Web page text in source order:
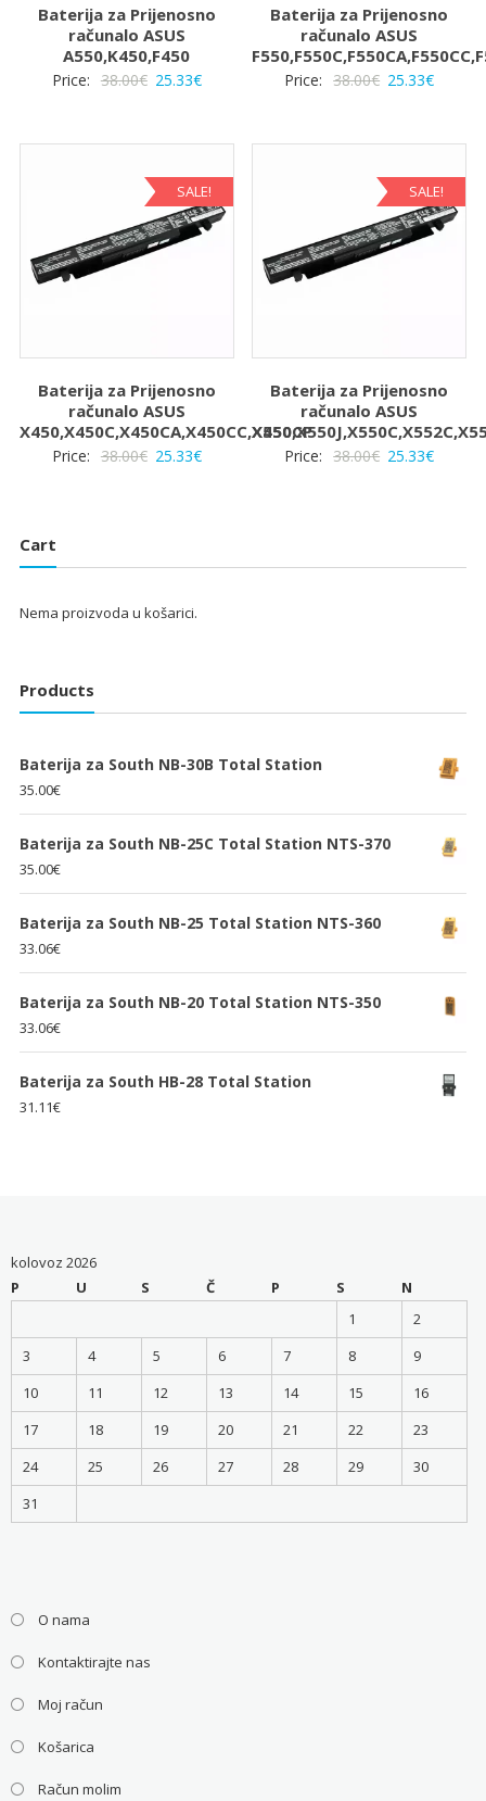
Baterija za Prijenosno
računalo ASUS
A550,K450,F450
Price: 38.00€ Izvorna
38.00€.
25.33€Trenutna
Baterija za Prijenosno
računalo ASUS
Price: 38.00€ Izvorna
38.00€.
25.33€
SALE!
Baterija za Prijenosno
računalo ASUS
X450,X450C,X450CA,X450CC,X450CP
Price: 38.00€ Izvorna
38.00€.
25.33€Trenutna
SALE!
Baterija za Prijenosno
računalo ASUS
Price: 38.00€ Izvorna
38.00€.
25.33€
Cart
Nema proizvoda u košarici.
Products
Baterija za South NB-30B Total Station
35.00€
Baterija za South NB-25C Total Station NTS-370
35.00€
Baterija za South NB-25 Total Station NTS-360
33.06€
Baterija za South NB-20 Total Station NTS-350
33.06€
Baterija za South HB-28 Total Station
31.11€
kolovoz 2026
P
U S Č P S
N
1
2
3
4 5 6 7 8
9
10
11 12 13 14 15
16
17
18 19 20 21 22
23
24
25 26 27 28 29
30
31
O nama
Kontaktirajte nas
Moj račun
Košarica
Račun molim